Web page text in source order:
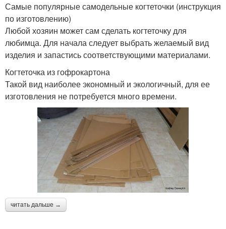
Труба для когтеточки
Самые популярные самодельные когтеточки (инструкция
по изготовлению)
Любой хозяин может сам сделать когтеточку для
любимца. Для начала следует выбрать желаемый вид
изделия и запастись соответствующими материалами.
Когтеточка из гофрокартона
Такой вид наиболее экономный и экологичный, для ее
изготовления не потребуется много времени.
читать дальше →